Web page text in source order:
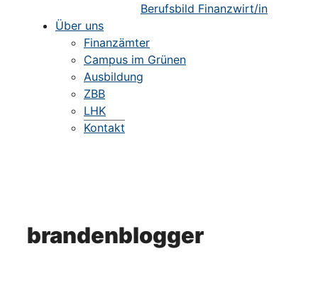
Berufsbild Finanzwirt/in
Über uns
Finanzämter
Campus im Grünen
Ausbildung
ZBB
LHK
Kontakt
brandenblogger